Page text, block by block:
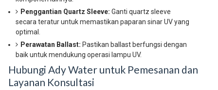
Penggantian Quartz Sleeve: Ganti quartz sleeve
secara teratur untuk memastikan paparan sinar UV yang
optimal.
Perawatan Ballast: Pastikan ballast berfungsi dengan
baik untuk mendukung operasi lampu UV.
Hubungi Ady Water untuk Pemesanan dan
Layanan Konsultasi